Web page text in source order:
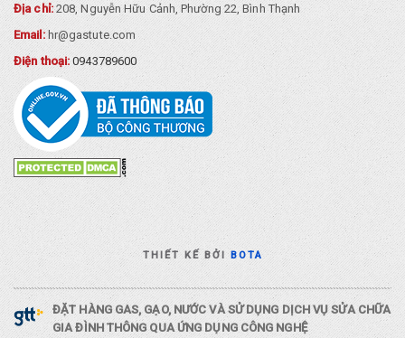
Địa chỉ:208, Nguyễn Hữu Cảnh, Phường 22, Bình Thạnh
Email: hr@gastute.com
Điện thoại:0943789600
THIẾT KẾ BỞIBOTA
ĐẶT HÀNG GAS, GẠO, NƯỚC VÀ SỬ DỤNG DỊCH VỤ SỬA CHỮA
GIA ĐÌNH THÔNG QUA ỨNG DỤNG CÔNG NGHỆ